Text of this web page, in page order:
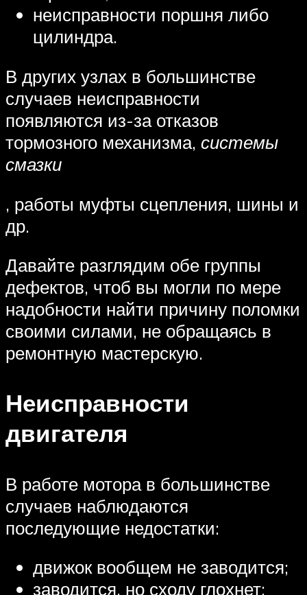
неисправности поршня либо
цилиндра.
В других узлах в большинстве
случаев неисправности
появляются из-за отказов
тормозного механизма, системы
смазки
, работы муфты сцепления, шины и
др.
Давайте разглядим обе группы
дефектов, чтоб вы могли по мере
надобности найти причину поломки
своими силами, не обращаясь в
ремонтную мастерскую.
Неисправности
двигателя
В работе мотора в большинстве
случаев наблюдаются
последующие недостатки:
движок вообщем не заводится;
заводится, но сходу глохнет;